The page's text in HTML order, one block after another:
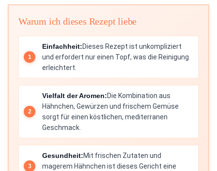
Warum ich dieses Rezept liebe
Einfachheit:Dieses Rezept ist unkompliziert
und erfordert nur einen Topf, was die Reinigung
erleichtert.
Vielfalt der Aromen:Die Kombination aus
Hähnchen, Gewürzen und frischem Gemüse
sorgt für einen köstlichen, mediterranen
Geschmack.
Gesundheit:Mit frischen Zutaten und
magerem Hähnchen ist dieses Gericht eine